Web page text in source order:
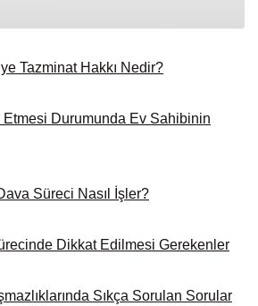
Tazminat Hakkı Nedir?
Etmesi Durumunda Ev Sahibinin
Süreci Nasıl İşler?
Dikkat Edilmesi Gerekenler
Sıkça Sorulan Sorular